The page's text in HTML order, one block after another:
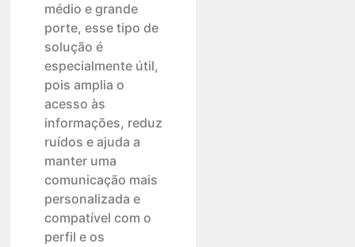
médio e grande
porte, esse tipo de
solução é
especialmente útil,
pois amplia o
acesso às
informações, reduz
ruídos e ajuda a
manter uma
comunicação mais
personalizada e
compatível com o
perfil e os